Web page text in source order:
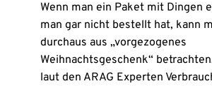
Wenn man ein Paket mit Dingen
man gar nicht bestellt hat, kann
durchaus aus „vorgezogenes
Weihnachtsgeschenk“
laut den ARAG Experten